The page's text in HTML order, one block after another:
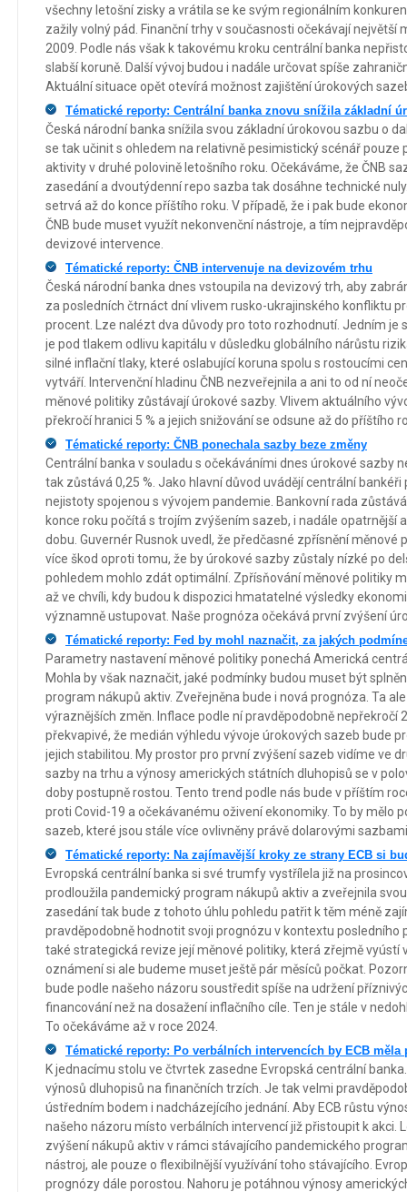
všechny letošní zisky a vrátila se ke svým regionálním
zažily volný pád. Finanční trhy v současnosti očekávají největší
2009. Podle nás však k takovému kroku centrální banka
slabší koruně. Další vývoj budou i nadále určovat spíše
Aktuální situace opět otevírá možnost zajištění úrokových
Tématické reporty: Centrální banka znovu snížila základní
Česká národní banka snížila svou základní úrokovou sazbu o
se tak učinit s ohledem na relativně pesimistický scénář pouze
aktivity v druhé polovině letošního roku. Očekáváme, že ČNB
zasedání a dvoutýdenní repo sazba tak dosáhne technické
setrvá až do konce příštího roku. V případě, že i pak bude
ČNB bude muset využít nekonvenční nástroje, a tím
devizové intervence.
Tématické reporty: ČNB intervenuje na devizovém trhu
Česká národní banka dnes vstoupila na devizový trh, aby
za posledních čtrnáct dní vlivem rusko-ukrajinského konfliktu
procent. Lze nalézt dva důvody pro toto rozhodnutí. Jedním je
je pod tlakem odlivu kapitálu v důsledku globálního nárůstu
silné inflační tlaky, které oslabující koruna spolu s rostoucími
vytváří. Intervenční hladinu ČNB nezveřejnila a ani to od ní
měnové politiky zůstávají úrokové sazby. Vlivem aktuálního
překročí hranici 5 % a jejich snižování se odsune až do příštího
Tématické reporty: ČNB ponechala sazby beze změny
Centrální banka v souladu s očekáváními dnes úrokové sazby
tak zůstává 0,25 %. Jako hlavní důvod uvádějí centrální
nejistoty spojenou s vývojem pandemie. Bankovní rada
konce roku počítá s trojím zvýšením sazeb, i nadále opatrnější
dobu. Guvernér Rusnok uvedl, že předčasné zpřísnění
více škod oproti tomu, že by úrokové sazby zůstaly nízké po
pohledem mohlo zdát optimální. Zpřísňování měnové politiky
až ve chvíli, kdy budou k dispozici hmatatelné výsledky
významně ustupovat. Naše prognóza očekává první zvýšení
Tématické reporty: Fed by mohl naznačit, za jakých
Parametry nastavení měnové politiky ponechá Americká
Mohla by však naznačit, jaké podmínky budou muset být
program nákupů aktiv. Zveřejněna bude i nová prognóza. Ta
výraznějších změn. Inflace podle ní pravděpodobně nepřekročí
překvapivé, že medián výhledu vývoje úrokových sazeb bude
jejich stabilitou. My prostor pro první zvýšení sazeb vidíme ve
sazby na trhu a výnosy amerických státních dluhopisů se v
doby postupně rostou. Tento trend podle nás bude v příštím
proti Covid-19 a očekávanému oživení ekonomiky. To by mělo
sazeb, které jsou stále více ovlivněny právě dolarovými
Tématické reporty: Na zajímavější kroky ze strany ECB si
Evropská centrální banka si své trumfy vystřílela již na
prodloužila pandemický program nákupů aktiv a zveřejnila
zasedání tak bude z tohoto úhlu pohledu patřit k těm méně
pravděpodobně hodnotit svoji prognózu v kontextu posledního
také strategická revize její měnové politiky, která zřejmě vyústí
oznámení si ale budeme muset ještě pár měsíců počkat.
bude podle našeho názoru soustředit spíše na udržení
financování než na dosažení inflačního cíle. Ten je stále v
To očekáváme až v roce 2024.
Tématické reporty: Po verbálních intervencích by ECB
K jednacímu stolu ve čtvrtek zasedne Evropská centrální
výnosů dluhopisů na finančních trzích. Je tak velmi
ústředním bodem i nadcházejícího jednání. Aby ECB růstu
našeho názoru místo verbálních intervencí již přistoupit k akci.
zvýšení nákupů aktiv v rámci stávajícího pandemického
nástroj, ale pouze o flexibilnější využívání toho stávajícího.
prognózy dále porostou. Nahoru je potáhnou výnosy